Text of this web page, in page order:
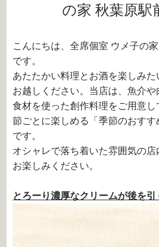
の家 秋葉原駅
こんにちは、全席個室 ウメ子の
です。
あたたかい料理とお酒を楽しみ
お越しください。当店は、魚介
食材を使った創作料理をご用意
節ごとに楽しめる「季節のおす
です。
オシャレで落ち着いた雰囲気の
お楽しみください。
とろーり濃厚なクリームが後を引